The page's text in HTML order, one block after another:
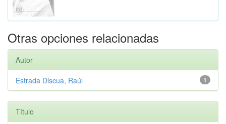
Otras opciones relacionadas
Autor
1
Estrada Discua, Raúl
Título